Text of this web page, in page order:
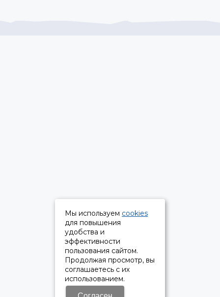
Мы используем cookies
для повышения
удобства и
эффективности
пользования сайтом.
Продолжая просмотр, вы
соглашаетесь с их
использованием.